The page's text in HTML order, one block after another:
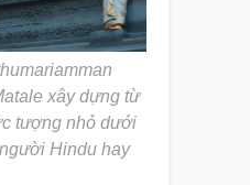
xây dựng từ
tượng nhỏ dưới
Hindu hay